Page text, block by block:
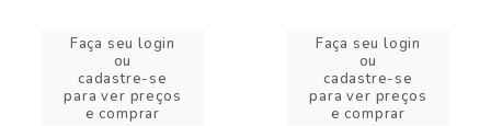
Faça seu login
ou
cadastre-se
para ver preços
e comprar
Faça seu login
ou
cadastre-se
para ver preços
e comprar